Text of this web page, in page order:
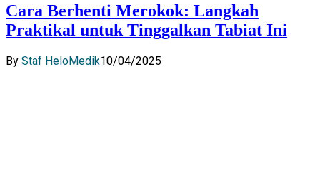
Cara Berhenti Merokok: Langkah
Praktikal untuk Tinggalkan Tabiat Ini
By Staf HeloMedik10/04/2025